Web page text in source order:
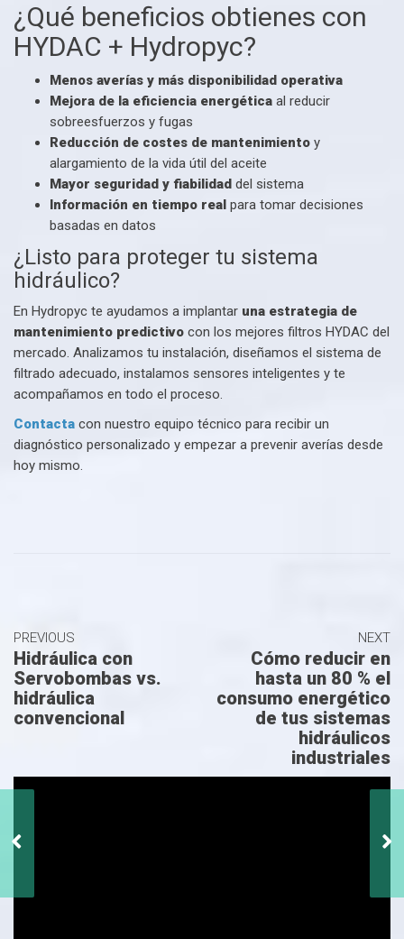
¿Qué beneficios obtienes con
HYDAC + Hydropyc?
Menos averías y más disponibilidad operativa
Mejora de la eficiencia energética al reducir
sobreesfuerzos y fugas
Reducción de costes de mantenimiento y
alargamiento de la vida útil del aceite
Mayor seguridad y fiabilidad del sistema
Información en tiempo real para tomar decisiones
basadas en datos
¿Listo para proteger tu sistema
hidráulico?
En Hydropyc te ayudamos a implantar una estrategia de
mantenimiento predictivo con los mejores filtros HYDAC del
mercado. Analizamos tu instalación, diseñamos el sistema de
filtrado adecuado, instalamos sensores inteligentes y te
acompañamos en todo el proceso.
Contacta con nuestro equipo técnico para recibir un
diagnóstico personalizado y empezar a prevenir averías desde
hoy mismo.
PREVIOUS
Hidráulica con
Servobombas vs.
hidráulica
convencional
NEXT
Cómo reducir en
hasta un 80 % el
consumo energético
de tus sistemas
hidráulicos
industriales